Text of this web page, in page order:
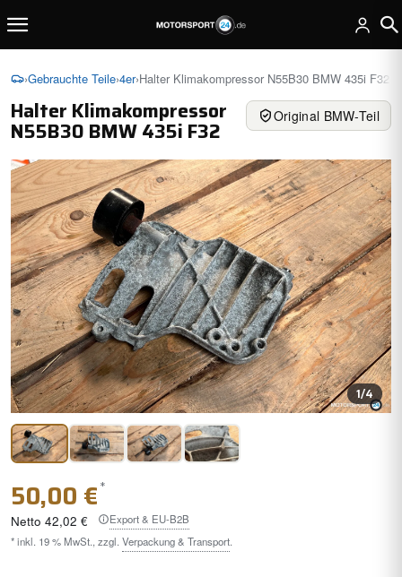
›Gebrauchte Teile›4er›Halter Klimakompressor N55B30 BMW 435i F32
Halter Klimakompressor
N55B30 BMW 435i F32
Original BMW-Teil
1/4
50,00 €*
Netto 42,02 €
Export & EU-B2B
* inkl. 19 % MwSt., zzgl. Verpackung & Transport.